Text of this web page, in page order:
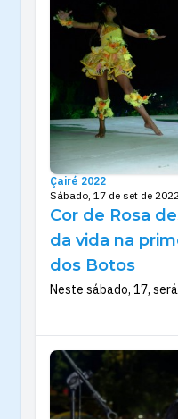
Çairé 2022
Sábado, 17 de set de
Cor de Rosa
da vida na
dos Botos
Neste sábado, 17,